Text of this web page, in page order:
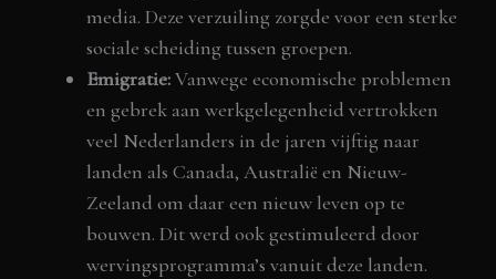
media. Deze verzuiling zorgde voor een sterke
sociale scheiding tussen groepen.
Emigratie:Vanwege economische problemen
en gebrek aan werkgelegenheid vertrokken
veel Nederlanders in de jaren vijftig naar
landen als Canada, Australië en Nieuw-
Zeeland om daar een nieuw leven op te
bouwen. Dit werd ook gestimuleerd door
wervingsprogramma’s vanuit deze landen.